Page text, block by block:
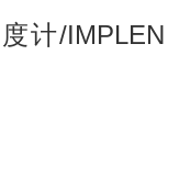
计/IMPLEN